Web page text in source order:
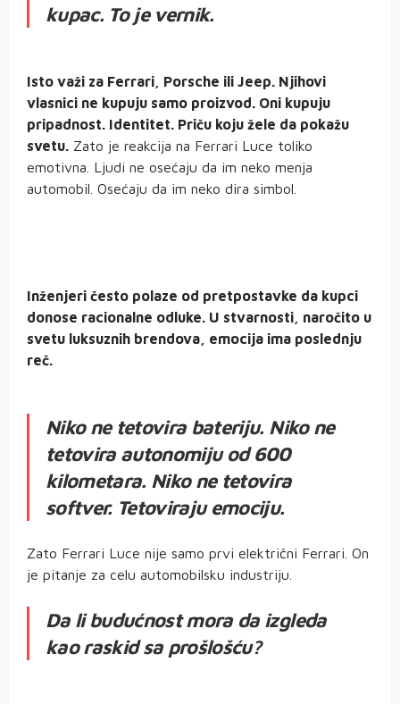
kupac. To je vernik.
Isto važi za Ferrari, Porsche ili Jeep. Njihovi
vlasnici ne kupuju samo proizvod. Oni kupuju
pripadnost. Identitet. Priču koju žele da pokažu
svetu. Zato je reakcija na Ferrari Luce toliko
emotivna. Ljudi ne osećaju da im neko menja
automobil. Osećaju da im neko dira simbol.
Inženjeri često polaze od pretpostavke da kupci
donose racionalne odluke. U stvarnosti, naročito u
svetu luksuznih brendova, emocija ima poslednju
reč.
Niko ne tetovira bateriju. Niko ne
tetovira autonomiju od 600
kilometara. Niko ne tetovira
softver. Tetoviraju emociju.
Zato Ferrari Luce nije samo prvi električni Ferrari. On
je pitanje za celu automobilsku industriju.
Da li budućnost mora da izgleda
kao raskid sa prošlošću?